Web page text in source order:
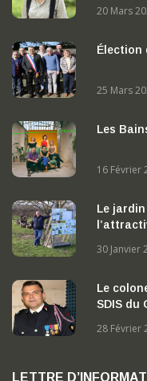
20 Mars
Élection
25 Mars
Les
16 Février
Le
30 Janvier
Le
SDIS du
28 Février
LETTRE